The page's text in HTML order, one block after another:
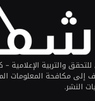
والتربية الإعلامية
مكافحة المعلومات
النشر.